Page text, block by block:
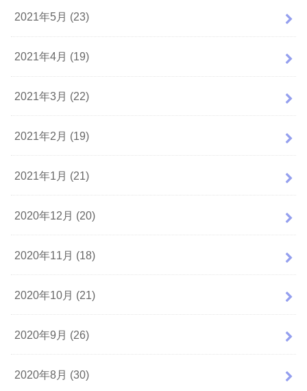
2021年5月 (23)
2021年4月 (19)
2021年3月 (22)
2021年2月 (19)
2021年1月 (21)
2020年12月 (20)
2020年11月 (18)
2020年10月 (21)
2020年9月 (26)
2020年8月 (30)